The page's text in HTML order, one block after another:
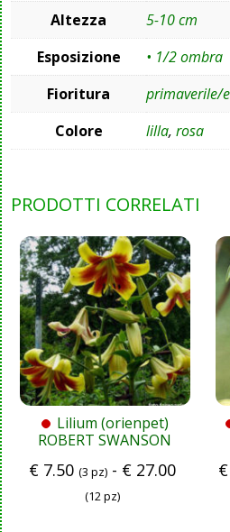
Altezza
5-10 cm
Esposizione
• 1/2 ombra
Fioritura
primaverile/
Colore
lilla, rosa
PRODOTTI CORRELATI
Lilium (orienpet)
ROBERT SWANSON
€ 7.50 (3 pz) - € 27.00
(12 pz)
€